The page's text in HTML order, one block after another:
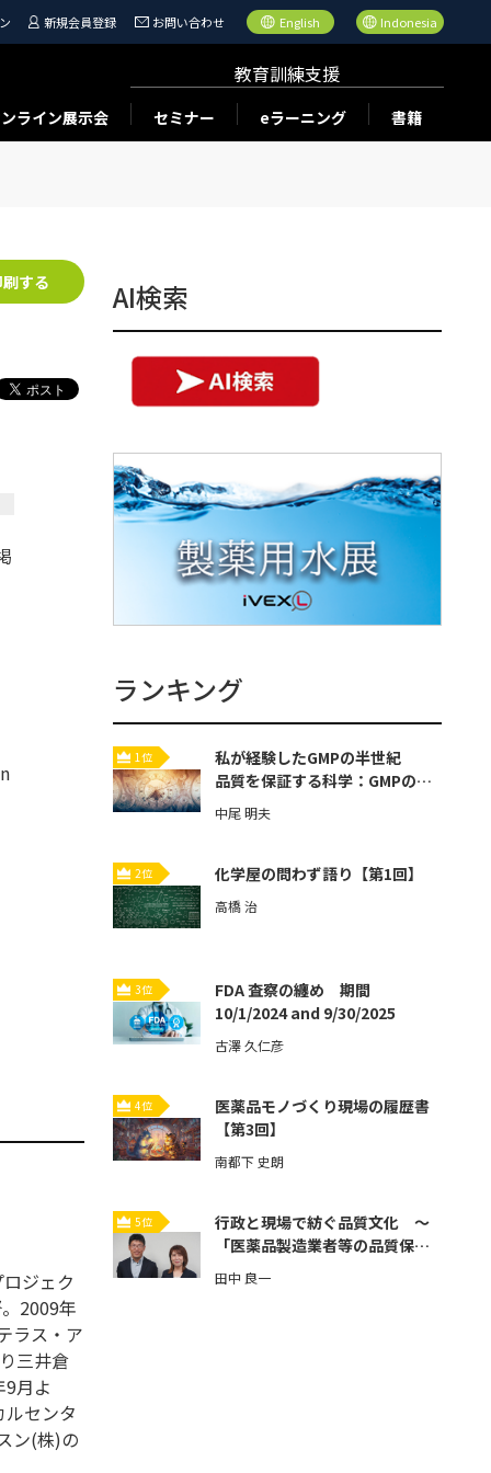
新規会員登録 お問い合わせ English Indonesia
ライン展示会
教育訓練支援
セミナー eラーニング 書籍
する
ジェク
2009年
ラス・ア
三井倉
月よ
センタ
ン(株)の
AI検索
ランキング
1位
私が経験したGMPの半世紀
品質を保証する科学：GMPの歴
史と本質【第3回】
中尾 明夫
2位 化学屋の問わず語り【第1回】
高橋 治
3位
FDA 査察の纏め 期間
10/1/2024 and 9/30/2025
古澤 久仁彦
4位
医薬品モノづくり現場の履歴書
【第3回】
南都下 史朗
5位
行政と現場で紡ぐ品質文化 ～
「医薬品製造業者等の品質保証
体制強化」とその先へ～【第3
回】
田中 良一